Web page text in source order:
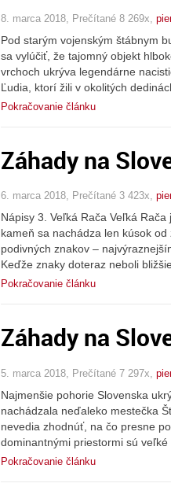
8. marca 2018, Prečítané 8 269x,
Pod starým vojenským štábnym
sa vylúčiť, že tajomný objekt
vrchoch ukrýva legendárne
Ľudia, ktorí žili v okolitých
Pokračovanie článku
Záhady na
6. marca 2018, Prečítané 3 423x,
Nápisy 3. Veľká Rača Veľká
kameň sa nachádza len kúsok
podivných znakov –
Keďže znaky doteraz neboli
Pokračovanie článku
Záhady na
5. marca 2018, Prečítané 7 297x,
Najmenšie pohorie Slovenska
nachádzala neďaleko mestečka
nevedia zhodnúť, na čo presne
dominantnými priestormi sú
Pokračovanie článku